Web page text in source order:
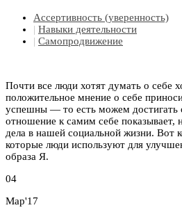
Ассертивность (уверенность)
| Навыки деятельности
| Самопродвижение
Почти все люди хотят думать о себе
положительное мнение о себе
успешны — то есть можем достигать
отношение к самим себе показывает,
дела в нашей социальной жизни. Вот
которые люди используют для
образа Я.
04
Мар'17